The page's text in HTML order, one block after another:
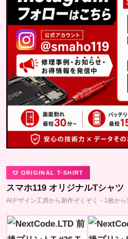
👕 ORIGINAL T-SHIRT
スマホ119 オリジナルTシャツ
AIデザイン工房から新作ぞくぞく・1枚から